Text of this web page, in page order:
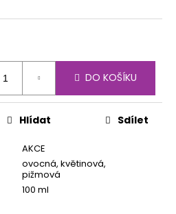
DO KOŠÍKU
AKCE
ovocná, květinová,
pižmová
100 ml
Hlídat Sdílet